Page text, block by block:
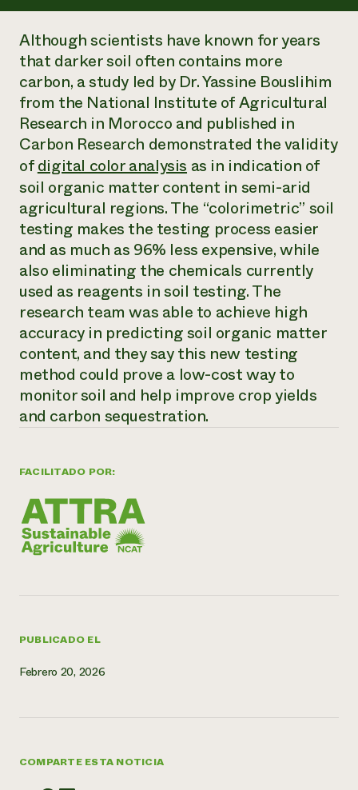
Informes anuales y financieros
Informe de
impacto 2024
LEER EL INFORME
Latinos en la agricultura
Sistemas alimentarios locales
Agricultura urbana
Las mujeres en la agricultura
Evento anual de reciclaje de productos electrónicos
Programa de descuentos de NorthWestern Energy
Servicios energéticos comerciales
Servicios energéticos residenciales
LIHEAP
Centro de intercambio de información AgriSolar
Blog
Podcasts
Publicaciones
Cursos cortos
Vídeos
Oportunidades de financiación
Noticias
Internship Hub
Buscar prácticas
Contratar a un becario
Donar
Donaciones planificadas
Consultas de los medios de comunicación
Todos
contribuyen a la
resiliencia de la
comunidad.
DONAR AHORA
FACILITADO POR:
PUBLICADO EL
Febrero 20, 2026
COMPARTE ESTA NOTICIA
Although scientists have known for years
that darker soil often contains more
carbon, a study led by Dr. Yassine Bouslihim
from the National Institute of Agricultural
Research in Morocco and published in
Carbon Research demonstrated the validity
ofdigital color analysis as in indication of
soil organic matter content in semi-arid
agricultural regions. The “colorimetric” soil
testing makes the testing process easier
and as much as 96% less expensive, while
also eliminating the chemicals currently
used as reagents in soil testing. The
research team was able to achieve high
accuracy in predicting soil organic matter
content, and they say this new testing
method could prove a low-cost way to
monitor soil and help improve crop yields
and carbon sequestration.